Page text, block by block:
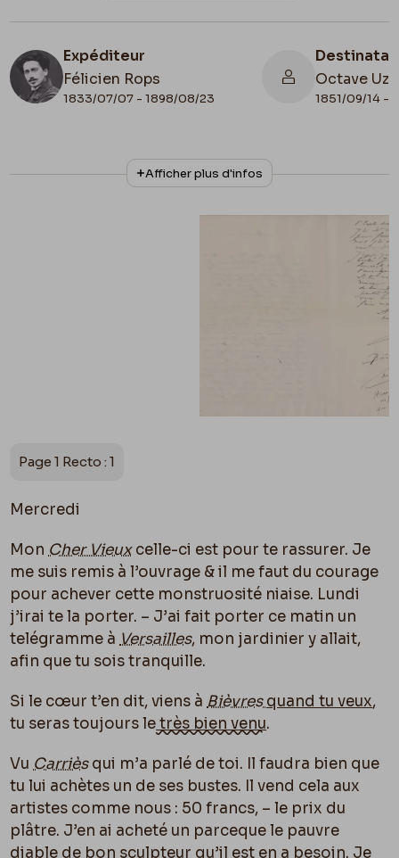
Expéditeur
Félicien Rops
1833/07/07 - 1898/08/23
Octave
1851/09/14 -
N° d'inventaire
III/215/3/33
Collationnage
Autographe
Belgique, Bruxelles, Bibliothèque royale de
Afficher plus d'infos
Page 1 Recto : 1
Mercredi
Mon Cher Vieuxcelle-ci est pour te rassurer. Je
me suis remis à l’ouvrage & il me faut du courage
pour achever cette monstruosité niaise. Lundi
j’irai te la porter. – J’ai fait porter ce matin un
telégramme à Versailles, mon jardinier y allait,
afin que tu sois tranquille.
Si le cœur t’en dit, viens à Bièvresquand tu veux,
tu seras toujours letrès bien venu.
Vu Carrièsqui m’a parlé de toi. Il faudra bien que
tu lui achètes un de ses bustes. Il vend cela aux
artistes comme nous : 50 francs, – le prix du
plâtre. J’en ai acheté un parceque le pauvre
diable de bon sculpteur qu’il est en a besoin. Je